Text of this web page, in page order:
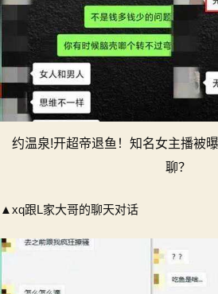
约温泉!开超帝退鱼！知名女主播被
聊？
▲xq跟L家大哥的聊天对话